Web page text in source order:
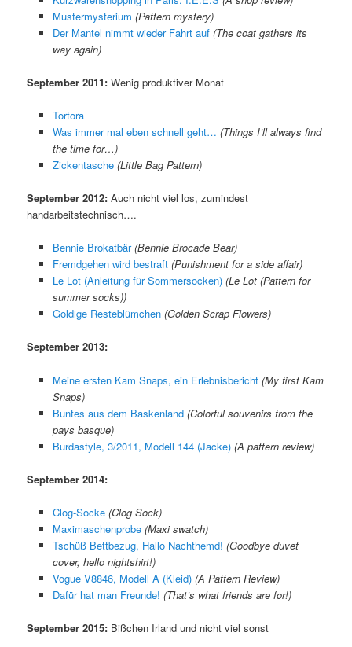
Mustermysterium (Pattern mystery)
Der Mantel nimmt wieder Fahrt auf (The coat gathers its
way again)
September 2011: Wenig produktiver Monat
Tortora
Was immer mal eben schnell geht… (Things I’ll always find
the time for…)
Zickentasche (Little Bag Pattern)
September 2012:Auch nicht viel los, zumindest
handarbeitstechnisch….
Bennie Brokatbär (Bennie Brocade Bear)
Fremdgehen wird bestraft (Punishment for a side affair)
Le Lot (Anleitung für Sommersocken) (Le Lot (Pattern for
summer socks))
Goldige Resteblümchen (Golden Scrap Flowers)
September 2013:
Meine ersten Kam Snaps, ein Erlebnisbericht (My first Kam
Snaps)
Buntes aus dem Baskenland (Colorful souvenirs from the
pays basque)
Burdastyle, 3/2011, Modell 144 (Jacke) (A pattern review)
September 2014:
Clog-Socke (Clog Sock)
Maximaschenprobe (Maxi swatch)
Tschüß Bettbezug, Hallo Nachthemd! (Goodbye duvet
cover, hello nightshirt!)
Vogue V8846, Modell A (Kleid) (A Pattern Review)
Dafür hat man Freunde! (That’s what friends are for!)
September 2015: Bißchen Irland und nicht viel sonst